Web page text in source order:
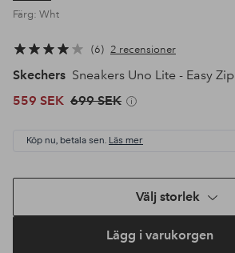
Färg: Wht
6 2 recensioner
Skechers Sneakers Uno Lite - Easy Zip
559 SEK 699 SEK
Köp nu, betala sen. Läs mer
Välj storlek
Lägg i varukorgen